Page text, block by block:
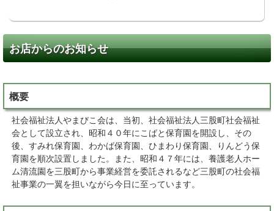
お店からのお知らせ
概要
社会福祉法人やまびこ会は、当初、社会福祉法人三股町社会福祉
会として設立され、昭和４０年にこばと保育園を開設し、その
後、すみれ保育園、わかば保育園、ひまわり保育園、りんどう保
育園を順次設置しました。また、昭和４７年には、養護老人ホー
ム清流園を三股町から事業経営を委託されるなど三股町の社会福
祉事業の一翼を担いながら今日に至っています。